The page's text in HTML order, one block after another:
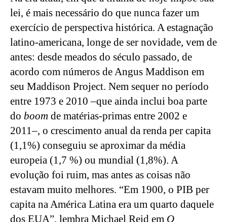
lei, é mais necessário do que nunca fazer um
exercício de perspectiva histórica. A estagnação
latino-americana, longe de ser novidade, vem de
antes: desde meados do século passado, de
acordo com números de Angus Maddison em
seu Maddison Project. Nem sequer no período
entre 1973 e 2010 –que ainda inclui boa parte
do boom de matérias-primas entre 2002 e
2011–, o crescimento anual da renda per capita
(1,1%) conseguiu se aproximar da média
europeia (1,7 %) ou mundial (1,8%). A
evolução foi ruim, mas antes as coisas não
estavam muito melhores. “Em 1900, o PIB per
capita na América Latina era um quarto daquele
dos EUA”, lembra Michael Reid em O